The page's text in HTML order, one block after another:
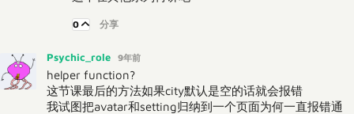
0 分享
Psychic_role 9年前
helper function?
这节课最后的方法如果city默认是空的话就会报错
我试图把avatar和setting归纳到一个页面为何一直报错通